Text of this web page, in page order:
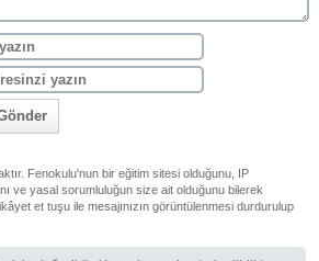
Fenokulu'nun bir eğitim sitesi olduğunu, IP
ve yasal sorumluluğun size ait olduğunu bilerek
et tuşu ile mesajınızın görüntülenmesi durdurulup